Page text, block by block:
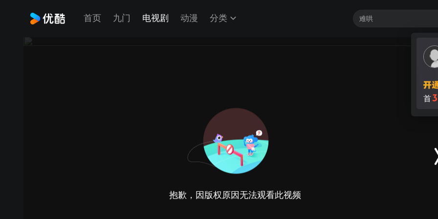
首页 九门 电视剧 动漫 分类
首3
抱歉，因版权原因无法观看此视频